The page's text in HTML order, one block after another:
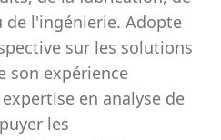
de l'ingénierie. Adopte
sur les solutions
son expérience
en analyse de
les